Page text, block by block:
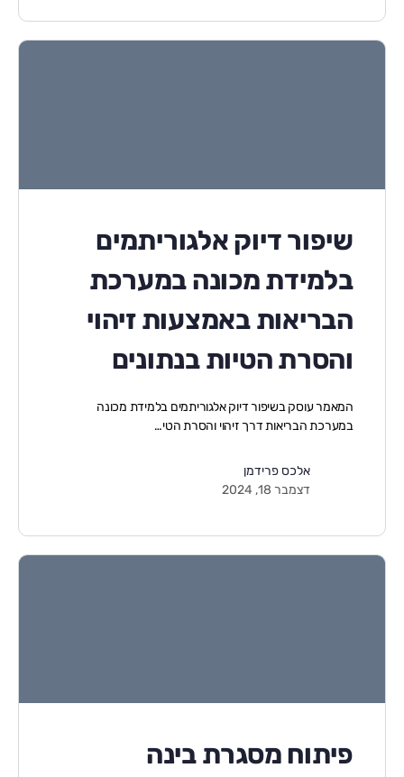
שיפור דיוק אלגוריתמים
בלמידת מכונה במערכת
הבריאות באמצעות זיהוי
והסרת הטיות בנתונים
המאמר עוסק בשיפור דיוק אלגוריתמים בלמידת מכונה
במערכת הבריאות דרך זיהוי והסרת הטי…
אלכס פרידמן
דצמבר 18, 2024
פיתוח מסגרת בינה